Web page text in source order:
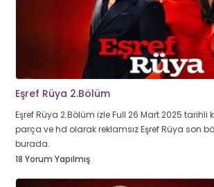
Eşref Rüya 2.Bölüm
Eşref Rüya 2.Bölüm izle Full 26 Mart 2025 tarihli
parça ve hd olarak reklamsız Eşref Rüya son
burada.
18 Yorum Yapılmış